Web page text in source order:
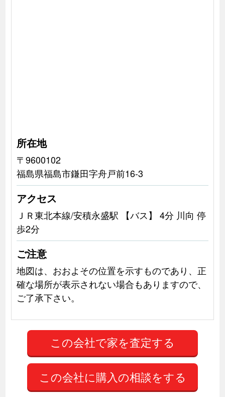
所在地
〒9600102
福島県福島市鎌田字舟戸前16-3
アクセス
ＪＲ東北本線/安積永盛駅 【バス】 4分 川向 停
歩2分
ご注意
地図は、おおよその位置を示すものであり、正
確な場所が表示されない場合もありますので、
ご了承下さい。
この会社に購入の相談をする